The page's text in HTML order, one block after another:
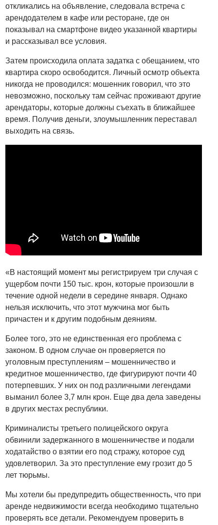
откликались на объявление, следовала встреча с
арендодателем в кафе или ресторане, где он
показывал на смартфоне видео указанной квартиры
и рассказывал все условия.
Затем происходила оплата задатка с обещанием, что
квартира скоро освободится. Личный осмотр объекта
никогда не проводился: мошенник говорил, что это
невозможно, поскольку там сейчас проживают другие
арендаторы, которые должны съехать в ближайшее
время. Получив деньги, злоумышленник переставал
выходить на связь.
«В настоящий момент мы регистрируем три случая с
ущербом почти 150 тыс. крон, которые произошли в
течение одной недели в середине января. Однако
нельзя исключить, что этот мужчина мог быть
причастен и к другим подобным деяниям.
Более того, это не единственная его проблема с
законом. В одном случае он проверяется по
уголовным преступлениям – мошенничество и
кредитное мошенничество, где фигурируют почти 40
потерпевших. У них он под различными легендами
выманил более 3,7 млн крон. Еще два дела заведены
в других местах республики.
Криминалисты третьего полицейского округа
обвинили задержанного в мошенничестве и подали
ходатайство о взятии его под стражу, которое суд
удовлетворил. За это преступление ему грозит до 5
лет тюрьмы.
Мы хотели бы предупредить общественность, что при
аренде недвижимости всегда необходимо тщательно
проверять все детали. Рекомендуем проверить в